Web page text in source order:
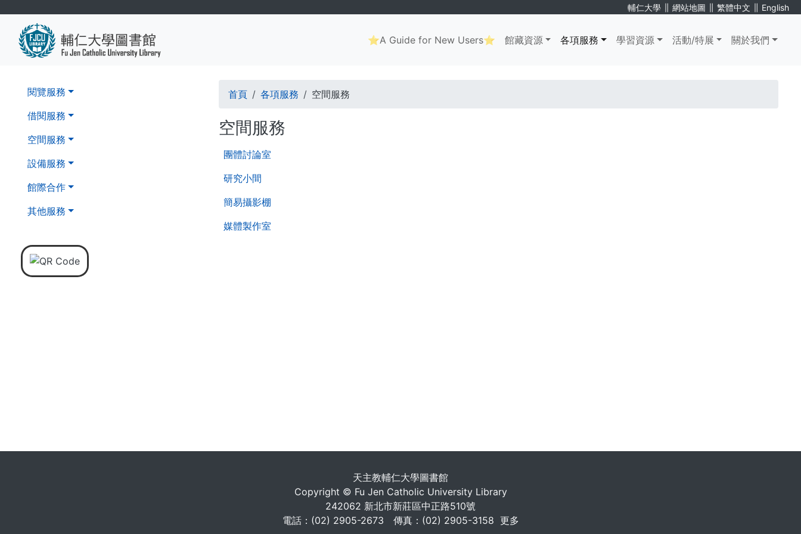
輔仁大學 ∥ 網站地圖 ∥ 繁體中文 ∥ English
Main
navigation
⭐A Guide for New Users⭐ 館藏資源 各項服務 學習資源 活動/特展 關於我們
第
二
層
覽
列
閱覽服務
借閱服務
空間服務
設備服務
館際合作
其他服務
導
航
連
結
首頁 各項服務 空間服務
空間服務
第
三
層
覽
團體討論室
研究小間
簡易攝影棚
媒體製作室
天主教輔仁大學圖書館
Copyright © Fu Jen Catholic University Library
242062 新北市新莊區中正路510號
電話：(02) 2905-2673 傳真：(02) 2905-3158 更多